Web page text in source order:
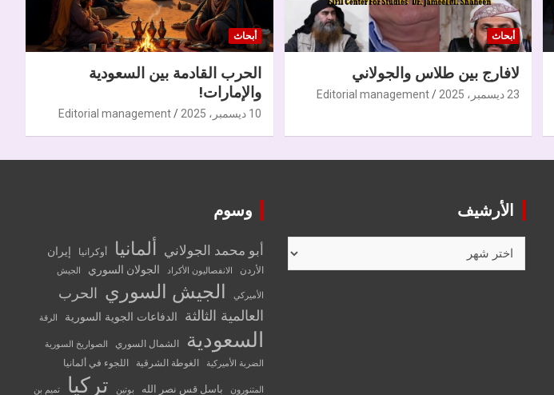
أبحاث
لافارج بين طلاس والجولاني
23 ديسمبر، 2025 Editorial management
أبحاث
الحرب القادمة بين السعودية
والإمارات!
10 ديسمبر، 2025 Editorial management
الأرشيف وسوم
أبو محمد الجولاني ألمانيا أوكرانيا إيران
الأردن الانفصاليون الأكراد الجولان السوري الجيش
الأميركي الجيش السوري الحرب
العالمية الثالثة
الدفاعات الجوية السورية الرقة
السعودية الشمال السوري
الصواريخ السورية
الضربة الأميركية
الغوطة الشرقية اللجوء في ألمانيا
المتنورون باسل قس نصر الله بوتين تركيا تميم بن